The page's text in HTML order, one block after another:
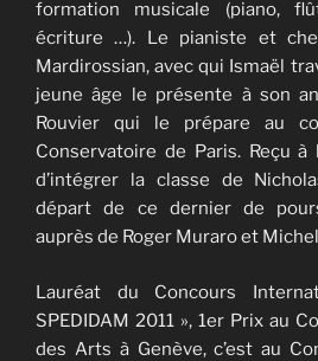
formation musicale (piano,
écriture …). Le pianiste et
Mardirossian, avec qui Ismaël
jeune âge le présente à son
Rouvier qui le prépare au
Conservatoire de Paris. Reçu à
d’intégrer la classe de
départ de ce dernier de
auprès de Roger Muraro et
​Lauréat du Concours
SPEDIDAM 2011 », 1er Prix au
des Arts à Genève, c’est au